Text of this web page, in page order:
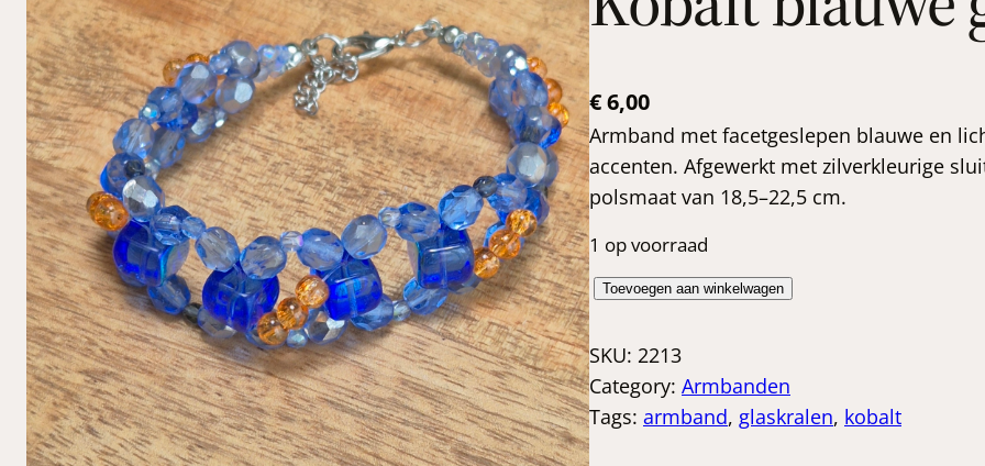
€6,00
Armband met facetgeslepen blauwe en
accenten. Afgewerkt met zilverkleurige
polsmaat van 18,5–22,5 cm.
1 op voorraad
K
o
b
a
l
t
Toevoegen aan winkelwagen
SKU: 2213
Category: Armbanden
Tags: armband, glaskralen, kobalt